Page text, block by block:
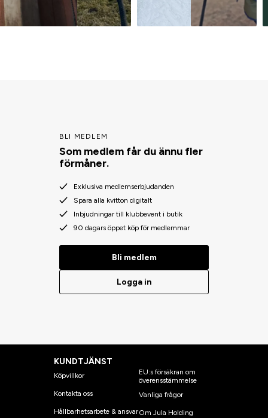
BLI MEDLEM
Som medlem får du ännu fler
förmåner.
Exklusiva medlemserbjudanden
Spara alla kvitton digitalt
Inbjudningar till klubbevent i butik
90 dagars öppet köp för medlemmar
Bli medlem
Logga in
KUNDTJÄNST
Köpvillkor
Kontakta oss
Hållbarhetsarbete & ansvar
EU:s försäkran om
överensstämmelse
Vanliga frågor
Om Jula Holding